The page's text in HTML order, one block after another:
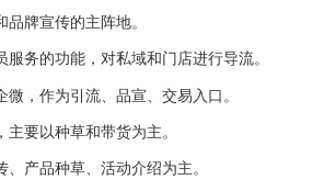
牌宣传的主阵地。
务的功能，对私域和门店进行导流。
，作为引流、品宣、交易入口。
要以种草和带货为主。
产品种草、活动介绍为主。